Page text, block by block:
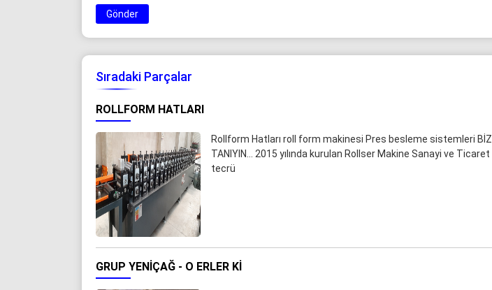
Gönder
Sıradaki Parçalar
ROLLFORM HATLARI
Rollform Hatları roll form makinesi Pres besleme sistemleri BİZİ
TANIYIN... 2015 yılında kurulan Rollser Makine Sanayi ve
tecrü
GRUP YENIÇAĞ - O ERLER KI